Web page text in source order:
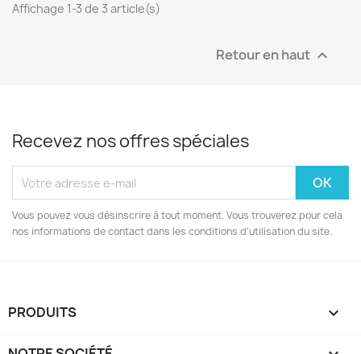
Affichage 1-3 de 3 article(s)
Retour en haut 
Recevez nos offres spéciales
Vous pouvez vous désinscrire à tout moment. Vous trouverez pour cela
nos informations de contact dans les conditions d'utilisation du site.
PRODUITS 